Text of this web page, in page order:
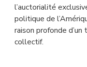
l’auctorialité
politique de
raison profonde
collectif.